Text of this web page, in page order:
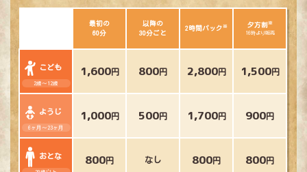
最初の
60分
以降の
30分ごと
2時間パック※ 夕方割 ※
16時より販売
こども
2歳～12歳
1,600円 800円 2,800円 1,500円
ようじ
6ヶ月～23ヶ月
1,000円 500円 1,700円 900円
おとな 800円 なし 800円 800円